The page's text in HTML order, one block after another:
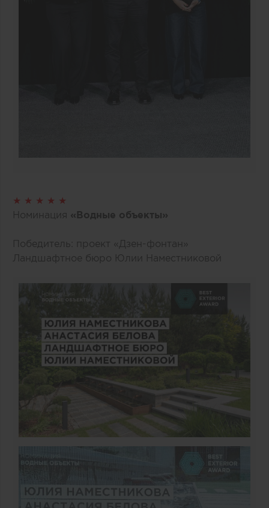
★ ★ ★ ★ ★
Номинация «Водные объекты»
Победитель: проект «Дзен-фонтан»
Ландшафтное бюро Юлии Наместниковой